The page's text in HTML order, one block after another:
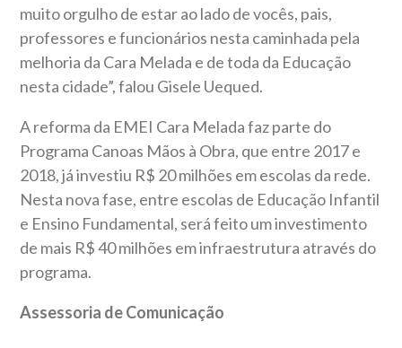
muito orgulho de estar ao lado de vocês, pais,
professores e funcionários nesta caminhada pela
melhoria da Cara Melada e de toda da Educação
nesta cidade”, falou Gisele Uequed.
A reforma da EMEI Cara Melada faz parte do
Programa Canoas Mãos à Obra, que entre 2017 e
2018, já investiu R$ 20 milhões em escolas da rede.
Nesta nova fase, entre escolas de Educação Infantil
e Ensino Fundamental, será feito um investimento
de mais R$ 40 milhões em infraestrutura através do
programa.
Assessoria de Comunicação